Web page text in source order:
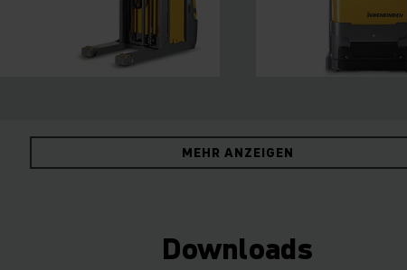
MEHR ANZEIGEN
Downloads